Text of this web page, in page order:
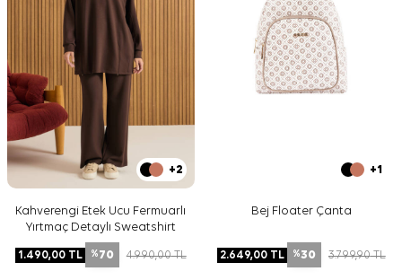
+2
Kahverengi Etek Ucu Fermuarlı
Yırtmaç Detaylı Sweatshirt
1.490,00TL %70 4.990,00TL
+1
Bej Floater Çanta
2.649,00TL %30 3.799,90TL